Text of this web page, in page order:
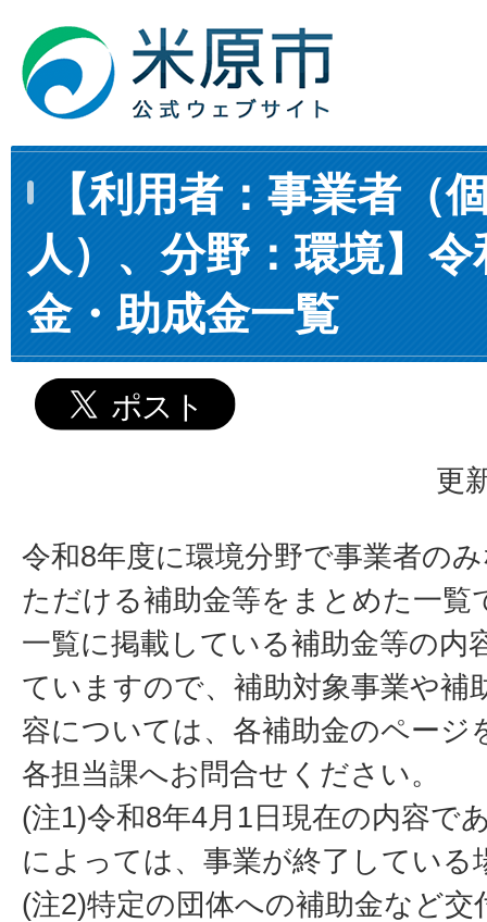
【利用者：事業者（
人）、分野：環境】
金・助成金一覧
更
令和8年度に環境分野で事業者の
ただける補助金等をまとめた一覧
一覧に掲載している補助金等の内
ていますので、補助対象事業や補
容については、各補助金のページ
各担当課へお問合せください。
(注1)令和8年4月1日現在の内容で
によっては、事業が終了している
(注2)特定の団体への補助金など